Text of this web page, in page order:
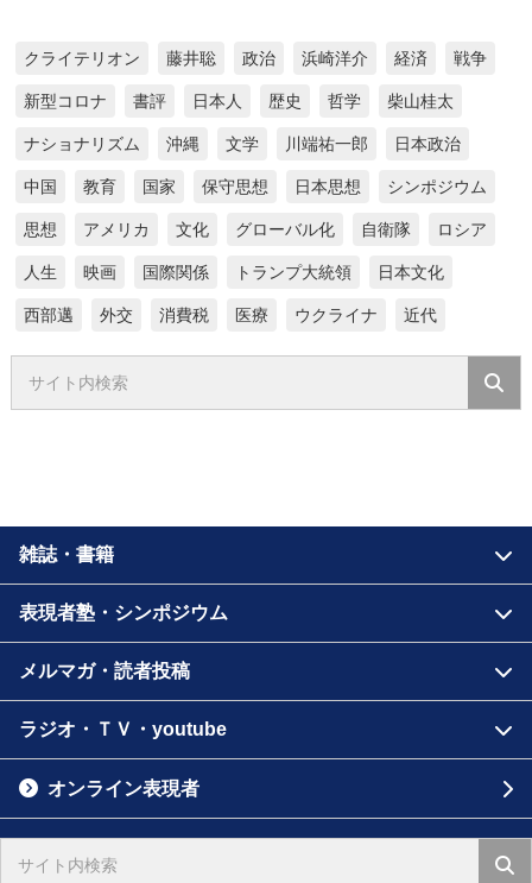
クライテリオン 藤井聡 政治 浜崎洋介 経済 戦争
新型コロナ 書評 日本人 歴史 哲学 柴山桂太
ナショナリズム 沖縄 文学 川端祐一郎 日本政治
中国 教育 国家 保守思想 日本思想 シンポジウム
思想 アメリカ 文化 グローバル化 自衛隊 ロシア
人生 映画 国際関係 トランプ大統領 日本文化
西部邁 外交 消費税 医療 ウクライナ 近代
雑誌・書籍
表現者塾・シンポジウム
メルマガ・読者投稿
ラジオ・ＴＶ・youtube
オンライン表現者